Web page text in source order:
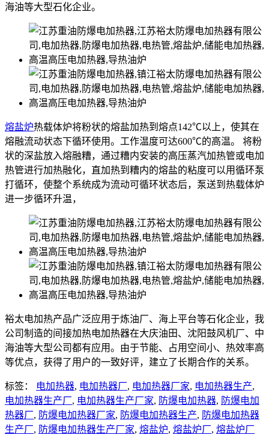
海油等大型石化企业。
熔盐炉热载体炉将粉状的熔盐加热到熔点142℃以上，使其在
熔融流动状态下循环使用。工作温度可达600℃的高温。 将粉
状的深盐放入熔融糟，通过糟内安装的高压蒸汽加热管或电加
热管进行加热融化，直加热到糟内的熔盐的粘度可以用循环泵
打循环，使整个系统成为流动可循环状态后，泵送到热载体炉
进一步循环升温，
裕太电加热产品广泛应用于炼油厂、海上平台等石化企业，我
公司制造的间接加热电加热器在大庆油田、沈阳鼓风机厂、中
海油等大型公司都有应用。由于节能、占用空间小、热效率高
等优点，获得了用户的一致好评，建立了长期合作的关系。
标签： 电加热器, 电加热器厂, 电加热器厂家, 电加热器生产,
电加热器生产厂, 电加热器生产厂家, 防爆电加热器, 防爆电加
热器厂, 防爆电加热器厂家, 防爆电加热器生产, 防爆电加热器
生产厂, 防爆电加热器生产厂家, 熔盐炉, 熔盐炉厂, 熔盐炉厂